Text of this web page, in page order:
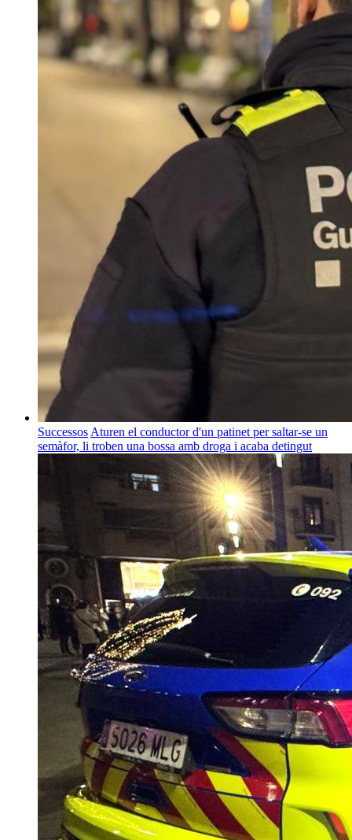
Successos Aturen el conductor d'un patinet per saltar-se un
semàfor, li troben una bossa amb droga i acaba detingut